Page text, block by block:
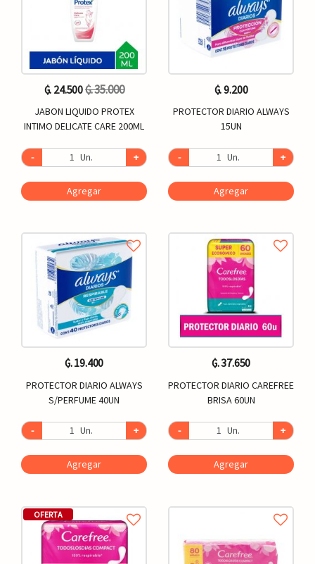
₲. 24.500₲. 35.000
JABON LIQUIDO PROTEX
INTIMO DELICATE CARE 200ML
- Un. +
Agregar
₲. 9.200
PROTECTOR DIARIO ALWAYS
15UN
- Un. +
Agregar
₲. 19.400
PROTECTOR DIARIO ALWAYS
S/PERFUME 40UN
- Un. +
Agregar
₲. 37.650
PROTECTOR DIARIO CAREFREE
BRISA 60UN
- Un. +
Agregar
OFERTA